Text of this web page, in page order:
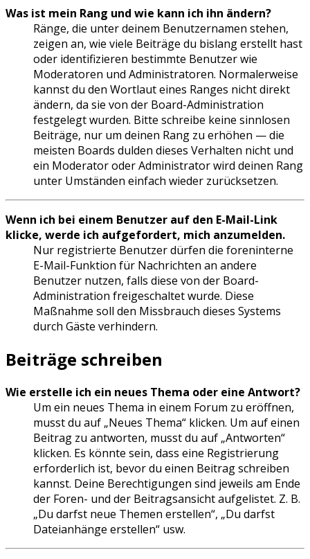
Was ist mein Rang und wie kann ich ihn ändern?
Ränge, die unter deinem Benutzernamen stehen,
zeigen an, wie viele Beiträge du bislang erstellt hast
oder identifizieren bestimmte Benutzer wie
Moderatoren und Administratoren. Normalerweise
kannst du den Wortlaut eines Ranges nicht direkt
ändern, da sie von der Board-Administration
festgelegt wurden. Bitte schreibe keine sinnlosen
Beiträge, nur um deinen Rang zu erhöhen — die
meisten Boards dulden dieses Verhalten nicht und
ein Moderator oder Administrator wird deinen Rang
unter Umständen einfach wieder zurücksetzen.
Wenn ich bei einem Benutzer auf den E-Mail-Link
klicke, werde ich aufgefordert, mich anzumelden.
Nur registrierte Benutzer dürfen die foreninterne
E-Mail-Funktion für Nachrichten an andere
Benutzer nutzen, falls diese von der Board-
Administration freigeschaltet wurde. Diese
Maßnahme soll den Missbrauch dieses Systems
durch Gäste verhindern.
Beiträge schreiben
Wie erstelle ich ein neues Thema oder eine Antwort?
Um ein neues Thema in einem Forum zu eröffnen,
musst du auf „Neues Thema“ klicken. Um auf einen
Beitrag zu antworten, musst du auf „Antworten“
klicken. Es könnte sein, dass eine Registrierung
erforderlich ist, bevor du einen Beitrag schreiben
kannst. Deine Berechtigungen sind jeweils am Ende
der Foren- und der Beitragsansicht aufgelistet. Z. B.
„Du darfst neue Themen erstellen“, „Du darfst
Dateianhänge erstellen“ usw.